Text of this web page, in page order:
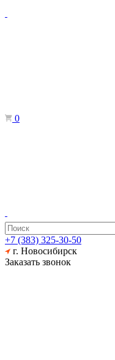
0
+7 (383) 325-30-50
г. Новосибирск
Заказать звонок